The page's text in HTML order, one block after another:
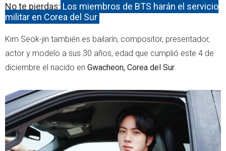
No te pierdas: Los miembros de BTS harán el servicio
militar en Corea del Sur
Kim Seok-jin también es bailarín, compositor, presentador,
actor y modelo a sus 30 años, edad que cumplió este 4 de
diciembre el nacido en Gwacheon, Corea del Sur